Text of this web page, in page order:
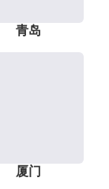
青岛
厦门